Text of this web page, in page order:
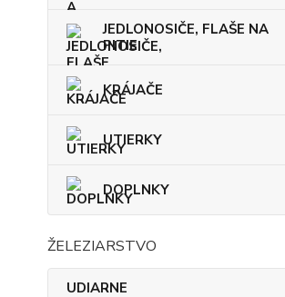
JEDLONOSIČE, FLAŠE NA
PITIE
KRÁJAČE
UTIERKY
DOPLNKY
ŽELEZIARSTVO
UDIARNE